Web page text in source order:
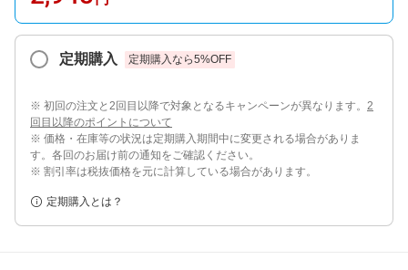
定期購入 定期購入なら5%OFF
※ 初回の注文と2回目以降で対象となるキャンペーンが異なります。 2
回目以降のポイントについて
※ 価格・在庫等の状況は定期購入期間中に変更される場合がありま
す。各回のお届け前の通知をご確認ください。
※ 割引率は税抜価格を元に計算している場合があります。
定期購入とは？